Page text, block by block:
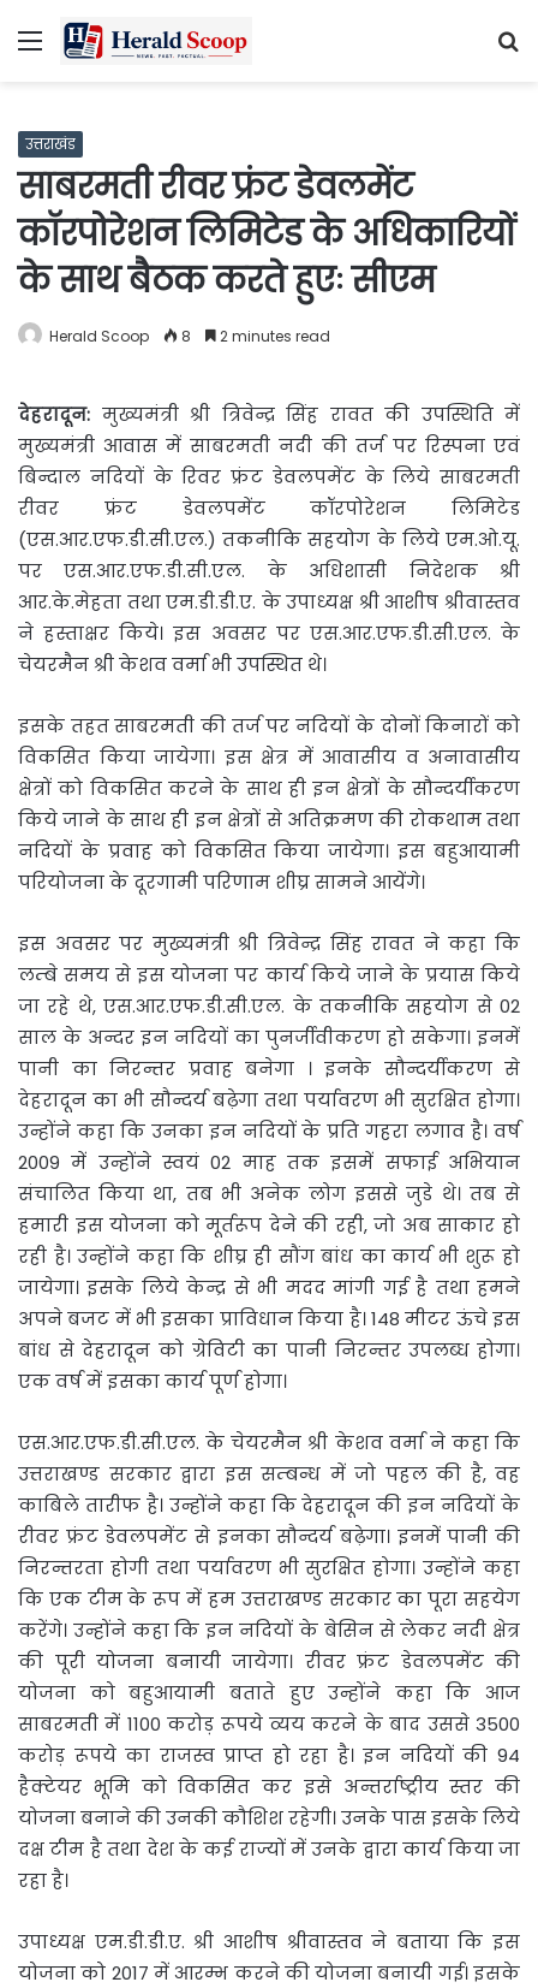
Menu
उत्तराखंड
साबरमती रीवर फ्रंट डेवलमेंट
काॅरपोरेशन लिमिटेड के अधिकारियों
के साथ बैठक करते हुएः सीएम
Herald Scoop 8 2 minutes read
देहरादून: मुख्यमंत्री श्री त्रिवेन्द्र सिंह रावत की उपस्थिति में
मुख्यमंत्री आवास में साबरमती नदी की तर्ज पर रिस्पना एवं
बिन्दाल नदियों के रिवर फ्रंट डेवलपमेंट के लिये साबरमती
रीवर फ्रंट डेवलपमेंट कॉरपोरेशन लिमिटेड
(एस.आर.एफ.डी.सी.एल.) तकनीकि सहयोग के लिये एम.ओ.यू.
पर एस.आर.एफ.डी.सी.एल. के अधिशासी निदेशक श्री
आर.के.मेहता तथा एम.डी.डी.ए. के उपाध्यक्ष श्री आशीष श्रीवास्तव
ने हस्ताक्षर किये। इस अवसर पर एस.आर.एफ.डी.सी.एल. के
चेयरमैन श्री केशव वर्मा भी उपस्थित थे।
इसके तहत साबरमती की तर्ज पर नदियों के दोनों किनारों को
विकसित किया जायेगा। इस क्षेत्र में आवासीय व अनावासीय
क्षेत्रों को विकसित करने के साथ ही इन क्षेत्रों के सौन्दर्यीकरण
किये जाने के साथ ही इन क्षेत्रों से अतिक्रमण की रोकथाम तथा
नदियों के प्रवाह को विकसित किया जायेगा। इस बहुआयामी
परियोजना के दूरगामी परिणाम शीघ्र सामने आयेंगे।
इस अवसर पर मुख्यमंत्री श्री त्रिवेन्द्र सिंह रावत ने कहा कि
लम्बे समय से इस योजना पर कार्य किये जाने के प्रयास किये
जा रहे थे, एस.आर.एफ.डी.सी.एल. के तकनीकि सहयोग से 02
साल के अन्दर इन नदियों का पुनर्जीवीकरण हो सकेगा। इनमें
पानी का निरन्तर प्रवाह बनेगा । इनके सौन्दर्यीकरण से
देहरादून का भी सौन्दर्य बढ़ेगा तथा पर्यावरण भी सुरक्षित होगा।
उन्होंने कहा कि उनका इन नदियों के प्रति गहरा लगाव है। वर्ष
2009 में उन्होंने स्वयं 02 माह तक इसमें सफाई अभियान
संचालित किया था, तब भी अनेक लोग इससे जुडे थे। तब से
हमारी इस योजना को मूर्तरूप देने की रही, जो अब साकार हो
रही है। उन्होंने कहा कि शीघ्र ही सौंग बांध का कार्य भी शुरू हो
जायेगा। इसके लिये केन्द्र से भी मदद मांगी गई है तथा हमने
अपने बजट में भी इसका प्राविधान किया है। 148 मीटर ऊंचे इस
बांध से देहरादून को ग्रेविटी का पानी निरन्तर उपलब्ध होगा।
एक वर्ष में इसका कार्य पूर्ण होगा।
एस.आर.एफ.डी.सी.एल. के चेयरमैन श्री केशव वर्मा ने कहा कि
उत्तराखण्ड सरकार द्वारा इस सम्बन्ध में जो पहल की है, वह
काबिले तारीफ है। उन्होंने कहा कि देहरादून की इन नदियों के
रीवर फ्रंट डेवलपमेंट से इनका सौन्दर्य बढ़ेगा। इनमें पानी की
निरन्तरता होगी तथा पर्यावरण भी सुरक्षित होगा। उन्होंने कहा
कि एक टीम के रूप में हम उत्तराखण्ड सरकार का पूरा सहयेग
करेंगे। उन्होंने कहा कि इन नदियों के बेसिन से लेकर नदी क्षेत्र
की पूरी योजना बनायी जायेगा। रीवर फ्रंट डेवलपमेंट की
योजना को बहुआयामी बताते हुए उन्होंने कहा कि आज
साबरमती में 1100 करोड़ रूपये व्यय करने के बाद उससे 3500
करोड़ रूपये का राजस्व प्राप्त हो रहा है। इन नदियों की 94
हैक्टेयर भूमि को विकसित कर इसे अन्तर्राष्ट्रीय स्तर की
योजना बनाने की उनकी कौशिश रहेगी। उनके पास इसके लिये
दक्ष टीम है तथा देश के कई राज्यों में उनके द्वारा कार्य किया जा
रहा है।
उपाध्यक्ष एम.डी.डी.ए. श्री आशीष श्रीवास्तव ने बताया कि इस
योजना को 2017 में आरम्भ करने की योजना बनायी गई। इसके